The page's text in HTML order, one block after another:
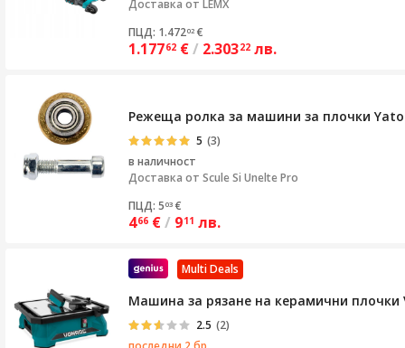
Доставка от LEMX
ПЦД: 1.47202 €
1.17762 €/ 2.30322 лв.
Режеща ролка за машини за плочки Yato
5 (3)
в наличност
Доставка от Scule Si Unelte Pro
ПЦД: 5 03 €
466 €/ 911 лв.
Multi Deals
Машина за рязане на керамични плочки
2.5 (2)